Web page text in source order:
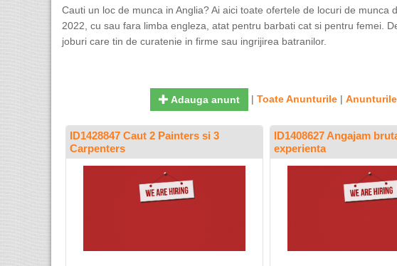
Cauti un loc de munca in Anglia? Ai aici toate ofertele de locuri de
2022, cu sau fara limba engleza, atat pentru barbati cat si pentru femei.
joburi care tin de curatenie in firme sau ingrijirea batranilor.
Adauga anunt | Toate Anunturile|
ID1428847 Caut 2 Painters si 3
Carpenters
ID1408627 Angajam
experienta